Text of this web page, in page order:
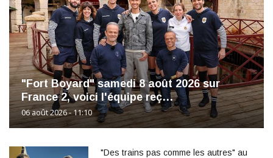
"Fort Boyard" samedi 8 août 2026 sur
France 2, voici l'équipe reç…
06 août 2026 - 11:10
"Des trains pas comme les autres" au